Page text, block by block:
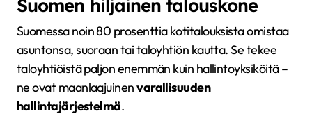
Suomen hiljainen talouskone
Suomessa noin 80 prosenttia kotitalouksista omistaa
asuntonsa, suoraan tai taloyhtiön kautta. Se tekee
taloyhtiöistä paljon enemmän kuin hallintoyksiköitä –
ne ovat maanlaajuinenvarallisuuden
hallintajärjestelmä.